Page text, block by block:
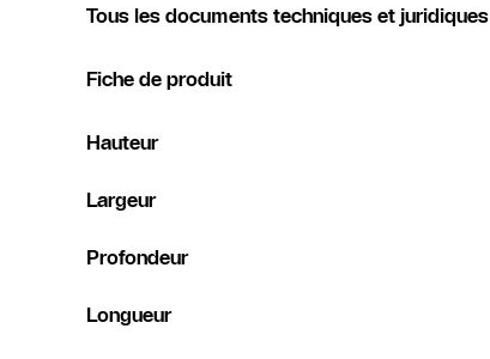
Tous les documents techniques et juridiques
Fiche de produit
Hauteur
Largeur
Profondeur
Longueur